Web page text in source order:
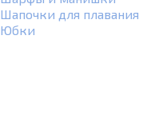
Шапочки для плавания
Юбки